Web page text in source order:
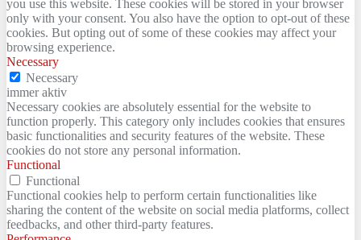
you use this website. These cookies will be stored in your browser
only with your consent. You also have the option to opt-out of these
cookies. But opting out of some of these cookies may affect your
browsing experience.
Necessary
Necessary
immer aktiv
Necessary cookies are absolutely essential for the website to
function properly. This category only includes cookies that ensures
basic functionalities and security features of the website. These
cookies do not store any personal information.
Functional
Functional
Functional cookies help to perform certain functionalities like
sharing the content of the website on social media platforms, collect
feedbacks, and other third-party features.